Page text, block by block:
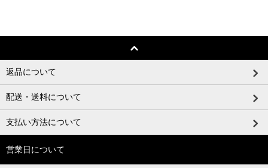
返品について
配送・送料について
支払い方法について
営業日について